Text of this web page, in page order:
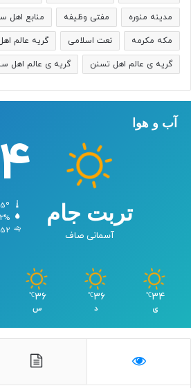
مدینه منوره مفتی وظیفه منابع اهل
مکه مکرمه نعت اسلامی گریه عالم
گریه ی عالم اهل تسنن گریه ی عالم اهل
آب و هوا
تربت جام
آسمانی صاف
8.52
34
℃
ی
36
℃
د
36
℃
س